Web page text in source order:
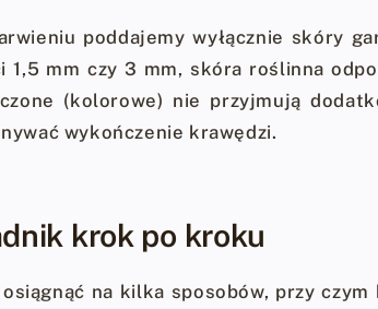
poddajemy wyłącznie skóry
mm czy 3 mm, skóra roślinna
(kolorowe) nie przyjmują
wykończenie krawędzi.
krok po kroku
na kilka sposobów, przy